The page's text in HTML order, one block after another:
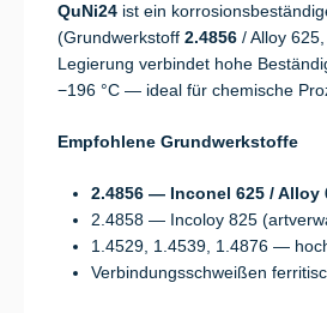
QuNi24 ist ein
(Grundwerkstoff 2.4856 / Alloy
Legierung verbindet hohe
−196 °C — ideal für chemische
Empfohlene Grundwerkstoffe
2.4856 — Inconel 625 / Alloy
2.4858 — Incoloy 825
1.4529, 1.4539, 1.4876 —
Verbindungsschweißen